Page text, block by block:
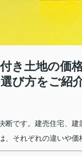
き土地の価
び方をご紹
断です。建売住宅、
、それぞれの違いや